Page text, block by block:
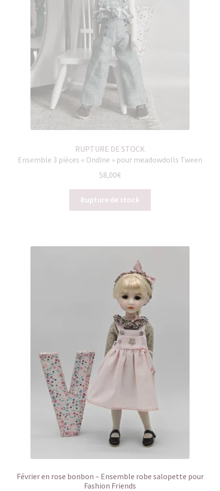
RUPTURE DE STOCK
Ensemble 3 pièces « Ondine » pour meadowdolls Tween
58,00€
Rupture de stock
Février en rose bonbon – Ensemble robe salopette pour
Fashion Friends